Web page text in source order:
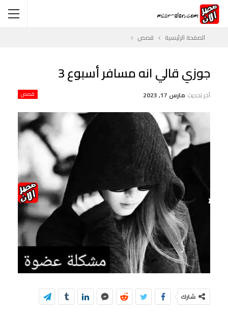
الصفحة الرئيسية قصص
جوزي قالي انه مسافر أسبوع 3
قصص آخر تحديث مارس 17, 2023
شارك